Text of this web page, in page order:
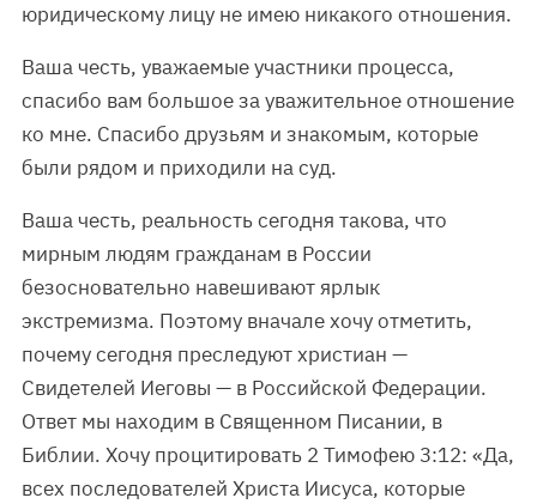
юридическому лицу не имею никакого отношения.
Ваша честь, уважаемые участники процесса,
спасибо вам большое за уважительное отношение
ко мне. Спасибо друзьям и знакомым, которые
были рядом и приходили на суд.
Ваша честь, реальность сегодня такова, что
мирным людям гражданам в России
безосновательно навешивают ярлык
экстремизма. Поэтому вначале хочу отметить,
почему сегодня преследуют христиан —
Свидетелей Иеговы — в Российской Федерации.
Ответ мы находим в Священном Писании, в
Библии. Хочу процитировать 2 Тимофею 3:12: «Да,
всех последователей Христа Иисуса, которые